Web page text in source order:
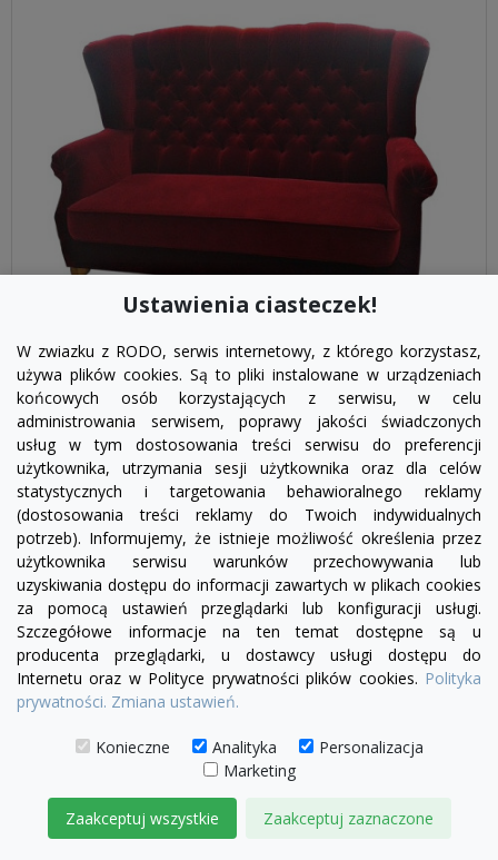
visibility
żółtyzielonyczerwony
czekoladowy
miętowy
błękitny
turkusowy
+21
Sofa Chesterfield Uszak Old 2 os.
4 575,00 zł
DODAJ DO KOSZYKA
Ustawienia ciasteczek!
W zwiazku z RODO, serwis internetowy, z którego korzystasz,
używa plików cookies. Są to pliki instalowane w urządzeniach
końcowych osób korzystających z serwisu, w celu
administrowania serwisem, poprawy jakości świadczonych
usług w tym dostosowania treści serwisu do preferencji
użytkownika, utrzymania sesji użytkownika oraz dla celów
statystycznych i targetowania behawioralnego reklamy
(dostosowania treści reklamy do Twoich indywidualnych
potrzeb). Informujemy, że istnieje możliwość określenia przez
użytkownika serwisu warunków przechowywania lub
uzyskiwania dostępu do informacji zawartych w plikach cookies
za pomocą ustawień przeglądarki lub konfiguracji usługi.
Szczegółowe informacje na ten temat dostępne są u
producenta przeglądarki, u dostawcy usługi dostępu do
Internetu oraz w Polityce prywatności plików cookies. Polityka
prywatności. Zmiana ustawień.
Konieczne Analityka
Personalizacja
Marketing
Zaakceptuj wszystkie Zaakceptuj zaznaczone